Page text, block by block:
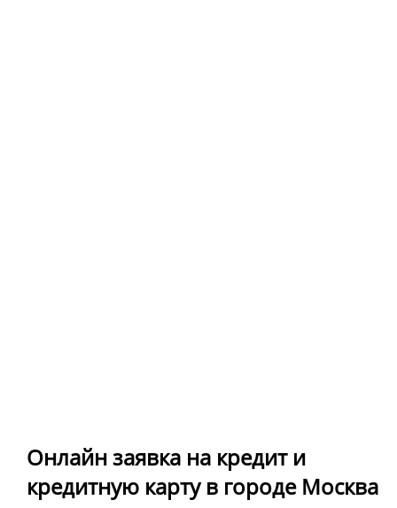
Онлайн заявка на кредит и
кредитную карту в городе Москва